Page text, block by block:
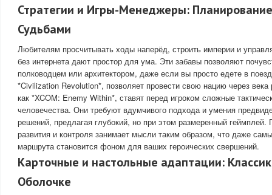
Стратегии и Игры-Менеджеры:
Судьбами
Любителям просчитывать ходы наперёд, строить империи и
без интернета дают простор для ума. Эти забавы позволяют
полководцем или архитектором, даже если вы просто едете в
*Civilization Revolution*, позволяет провести свою нацию через
как *XCOM: Enemy Within*, ставят перед игроком сложные
человечества. Они требуют вдумчивого подхода и умения
решений, предлагая глубокий, но при этом размеренный геймплей.
развития и контроля занимает мысли таким образом, что даже
маршрута становится фоном для ваших героических свершений.
Карточные и настольные адаптации:
Оболочке